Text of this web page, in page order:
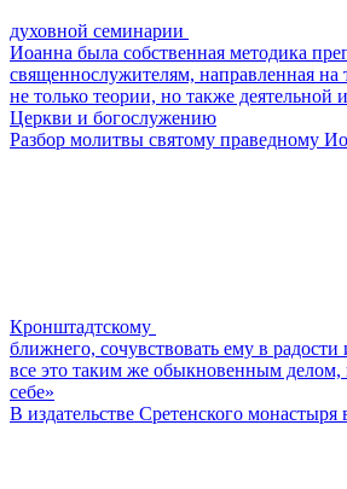
духовной семинарии
Иоанна была собственная методика
священнослужителям, направленная на
не только теории, но также
Церкви и богослужению
Разбор молитвы святому праведному
Кронштадтскому
ближнего, сочувствовать ему в радости
все это таким же обыкновенным делом,
себе»
В издательстве Сретенского